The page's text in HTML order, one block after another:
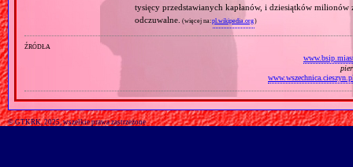
tysięcy przedstawianych kapłanów, i dziesiątków
odczuwalne. (więcej na:pl.wikipedia.org)
źródła
© GTKRK, 2025, wszelkie prawa zastrzeżone